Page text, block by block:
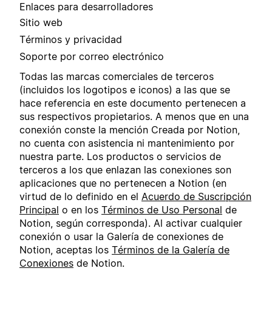
Enlaces para desarrolladores
Sitio web
Términos y privacidad
Soporte por correo electrónico
Todas las marcas comerciales de terceros
(incluidos los logotipos e iconos) a las que se
hace referencia en este documento pertenecen a
sus respectivos propietarios. A menos que en una
conexión conste la mención Creada por Notion,
no cuenta con asistencia ni mantenimiento por
nuestra parte. Los productos o servicios de
terceros a los que enlazan las conexiones son
aplicaciones que no pertenecen a Notion (en
virtud de lo definido en el Acuerdo de Suscripción
Principal o en los Términos de Uso Personal de
Notion, según corresponda). Al activar cualquier
conexión o usar la Galería de conexiones de
Notion, aceptas los Términos de la Galería de
Conexiones de Notion.